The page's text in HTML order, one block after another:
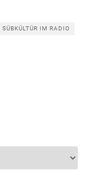
SÜBKÜLTÜR IM RADIO